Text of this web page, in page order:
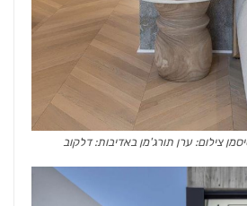
צילום: ערן תורג'מן באדיבות: דלקוב